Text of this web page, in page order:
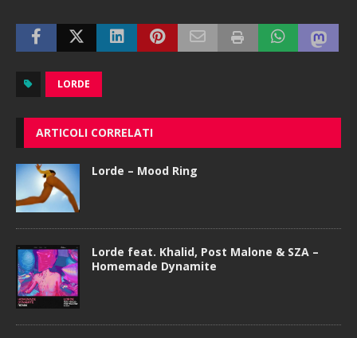
LORDE
ARTICOLI CORRELATI
Lorde – Mood Ring
Lorde feat. Khalid, Post Malone & SZA –
Homemade Dynamite